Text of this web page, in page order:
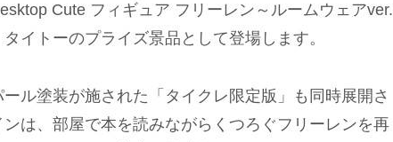
Cute フィギュア フリーレン～ルームウェアver.
イトーのプライズ景品として登場します。
ル塗装が施された「タイクレ限定版」も同時展開さ
は、部屋で本を読みながらくつろぐフリーレンを再